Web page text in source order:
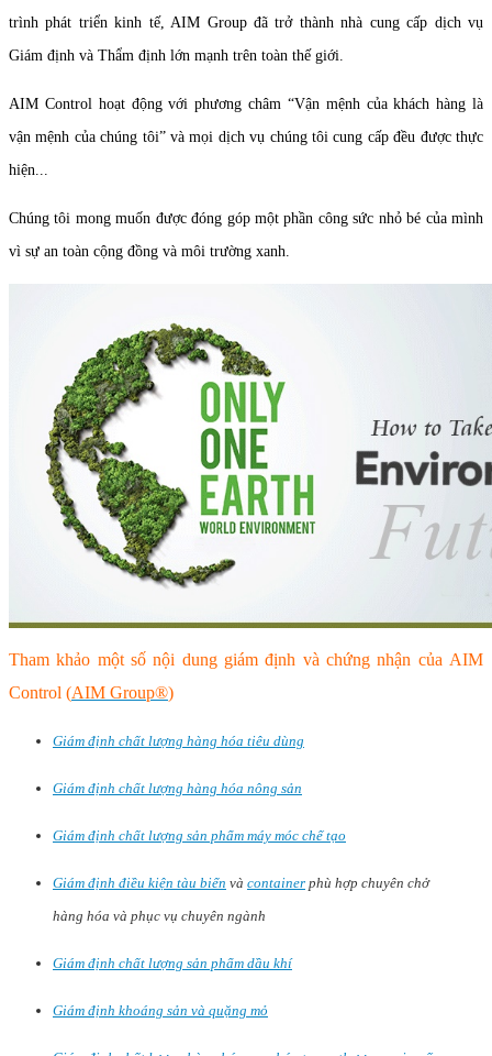
trình phát triển kinh tế, AIM Group đã trở thành nhà cung cấp dịch vụ
Giám định và Thẩm định lớn mạnh trên toàn thế giới.
AIM Control hoạt động với phương châm “Vận mệnh của khách hàng là
vận mệnh của chúng tôi” và mọi dịch vụ chúng tôi cung cấp đều được thực
hiện...
Chúng tôi mong muốn được đóng góp một phần công sức nhỏ bé của mình
vì sự an toàn cộng đồng và môi trường xanh.
Tham khảo một số nội dung giám định và chứng nhận của AIM
Control (AIM Group®)
Giám định chất lượng hàng hóa tiêu dùng
Giám định chất lượng hàng hóa nông sản
Giám định chất lượng sản phẩm máy móc chế tạo
Giám định điều kiện tàu biển và container phù hợp chuyên chở
hàng hóa và phục vụ chuyên ngành
Giám định chất lượng sản phẩm dầu khí
Giám định khoáng sản và quặng mỏ